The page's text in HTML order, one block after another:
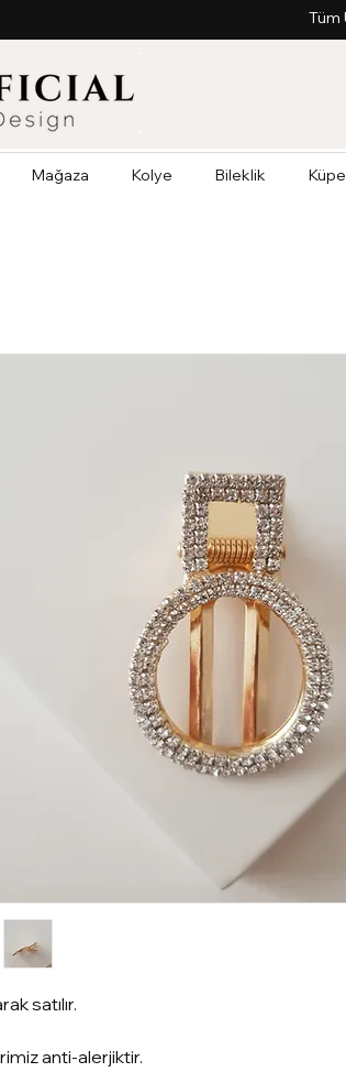
Tüm
Mağaza Kolye Bileklik Küpe
satılır.
anti-alerjiktir.